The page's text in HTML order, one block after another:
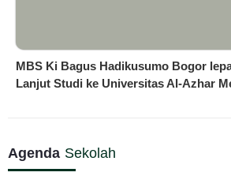
MBS Ki Bagus Hadikusumo Bogor
Lanjut Studi ke Universitas Al-Azhar
Agenda Sekolah